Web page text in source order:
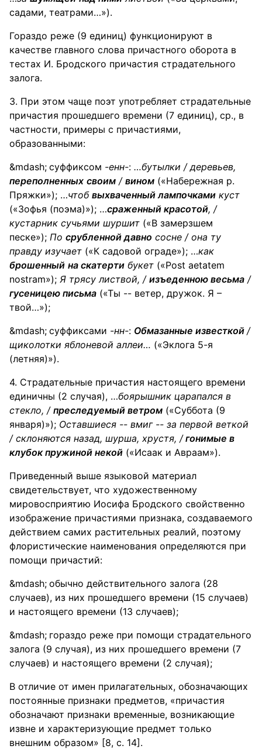
садами, театрами…»).
Гораздо реже (9 единиц) функционируют в
качестве главного слова причастного оборота в
тестах И. Бродского причастия страдательного
залога.
3. При этом чаще поэт употребляет страдательные
причастия прошедшего времени (7 единиц), ср., в
частности, примеры с причастиями,
образованными:
суффиксом -енн-: …бутылки /деревьев,
переполненных своим / вином («Набережная р.
Пряжки»); …чтоб выхваченный лампочками куст
(«Зофья (поэма)»); …сраженный красотой, /
кустарник сучьями шуршит («В замерзшем
песке»); По срубленной давно сосне / она ту
правду изучает («К садовой ограде»); …как
брошенный на скатерти букет («Post aetatem
nostram»); Я трясулиствой, / изъеденною весьма /
гусеницею письма («Ты -- ветер, дружок. Я –
твой…»);
суффиксами -нн-: Обмазанные известкой /
щиколотки яблоневой аллеи… («Эклога 5-я
(летняя)»).
4. Страдательные причастия настоящего времени
единичны (2 случая), …боярышник царапался в
стекло, / преследуемый ветром («Суббота (9
января)»); Оставшиеся -- вмиг -- за первой веткой
/ склоняются назад, шурша, хрустя, /гонимые в
клубок пружиной некой («Исаак и Авраам»).
Приведенный выше языковой материал
свидетельствует, что художественному
мировосприятию Иосифа Бродского свойственно
изображение причастиями признака, создаваемого
действием самих растительных реалий, поэтому
флористические наименования определяются при
помощи причастий:
обычно действительного залога (28
случаев), из них прошедшего времени (15 случаев)
и настоящего времени (13 случаев);
гораздо реже при помощи страдательного
залога (9 случая), из них прошедшего времени (7
случаев) и настоящего времени (2 случая);
В отличие от имен прилагательных, обозначающих
постоянные признаки предметов, «причастия
обозначают признаки временные, возникающие
извне и характеризующие предмет только
внешним образом» [8, с. 14].